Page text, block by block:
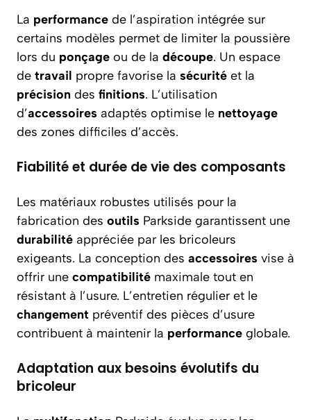
La performance de l’aspiration intégrée sur
certains modèles permet de limiter la poussière
lors du ponçage ou de la découpe. Un espace
de travail propre favorise la sécurité et la
précision des finitions. L’utilisation
d’accessoires adaptés optimise le nettoyage
des zones difficiles d’accès.
Fiabilité et durée de vie des composants
Les matériaux robustes utilisés pour la
fabrication des outils Parkside garantissent une
durabilité appréciée par les bricoleurs
exigeants. La conception des accessoires vise à
offrir une compatibilité maximale tout en
résistant à l’usure. L’entretien régulier et le
changement préventif des pièces d’usure
contribuent à maintenir la performance globale.
Adaptation aux besoins évolutifs du
bricoleur